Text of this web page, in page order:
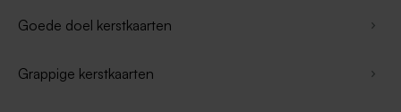
Goede doel kerstkaarten
Grappige kerstkaarten